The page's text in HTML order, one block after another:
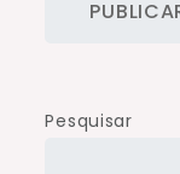
Pesquisar